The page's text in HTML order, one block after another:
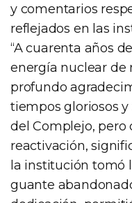
y comentarios
reflejados en las
“A cuarenta años
energía nuclear de
profundo
tiempos gloriosos
del Complejo, pero
reactivación,
la institución tomó
guante